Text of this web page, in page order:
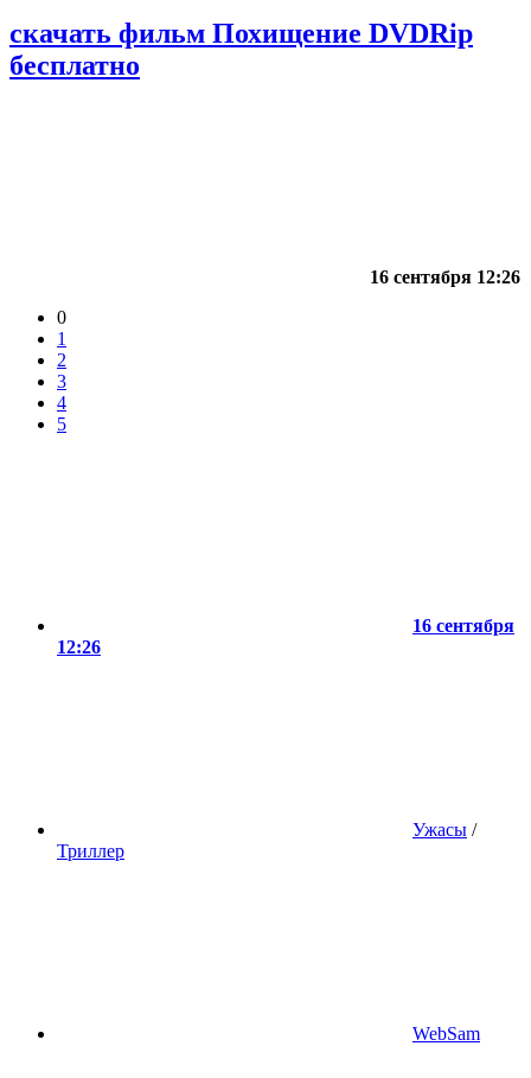
скачать фильм Похищение DVDRip
бесплатно
16 сентября 12:26
0
1
2
3
4
5
16 сентября
12:26
Ужасы /
Триллер
WebSam